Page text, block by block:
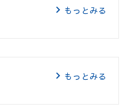
もっとみる
もっとみる